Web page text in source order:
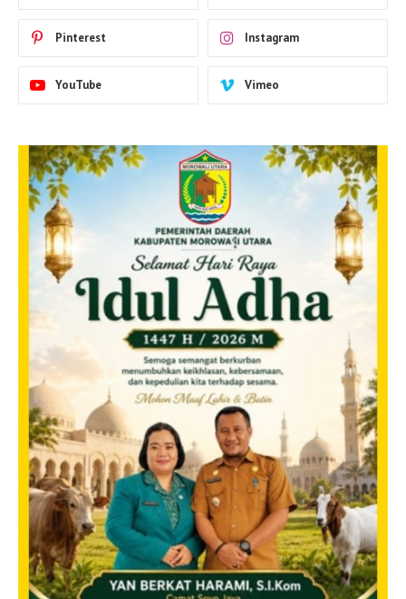
Pinterest Instagram
YouTube Vimeo